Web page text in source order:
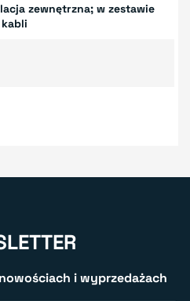
zewnętrzna; w zestawie
i wyprzedażach